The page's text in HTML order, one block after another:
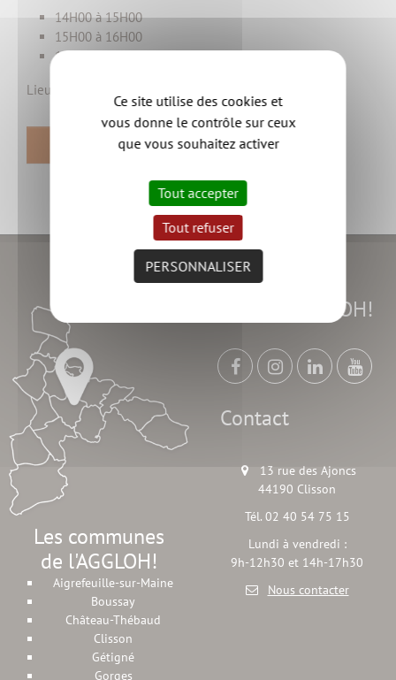
14H00 à 15H00
15H00 à 16H00
16H00 à 17H00
Lieu : L'alter éco - 11 rue des Ajoncs - 44190 CLISSON
RETOUR
Les communes
de l'AGGLOH!
Aigrefeuille-sur-Maine
Boussay
Château-Thébaud
Clisson
Gétigné
Gorges
Suivez l'AGGLOH!
Contact
13 rue des Ajoncs
44190 Clisson
Tél. 02 40 54 75 15
Lundi à vendredi :
9h-12h30 et 14h-17h30
Nous contacter
Ce site utilise des cookies et
vous donne le contrôle sur ceux
que vous souhaitez activer
Tout accepter
Tout refuser
PERSONNALISER